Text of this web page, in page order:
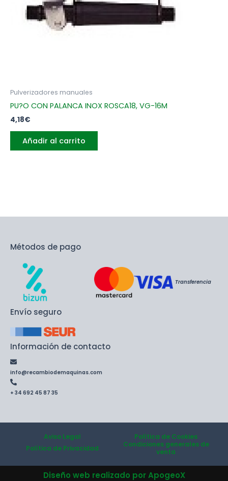
Pulverizadores manuales
PU?O CON PALANCA INOX ROSCA18, VG-16M
4,18€
Añadir al carrito
Métodos de pago
Transferencia
Envío seguro
Información de contacto
info@recambiodemaquinas.com
+ 34 692 45 87 35
Aviso Legal
Política de Cookies
Política de Privacidad
Condiciones generales de
venta
Diseño web realizado por ApogeoX